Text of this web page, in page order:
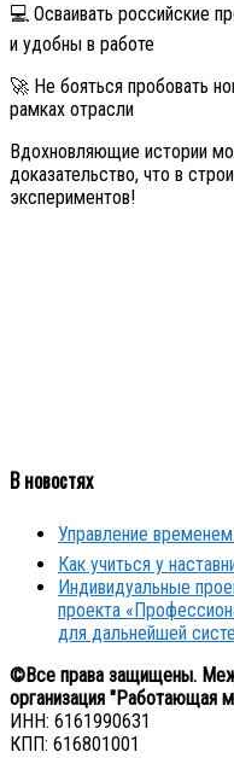
💻 Осваивать российские
и удобны в работе
🚀 Не бояться пробовать
рамках отрасли
Вдохновляющие истории
доказательство, что в
экспериментов!
В новостях
Управление
Как учиться у
Индивидуальные
проекта
для дальнейшей
©Все права защищены.
организация "Работающая
ИНН: 6161990631
КПП: 616801001